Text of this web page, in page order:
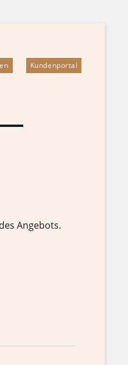
Kundenportal
Angebots.